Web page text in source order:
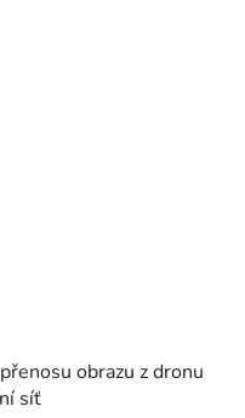
obrazu z dronu
síť